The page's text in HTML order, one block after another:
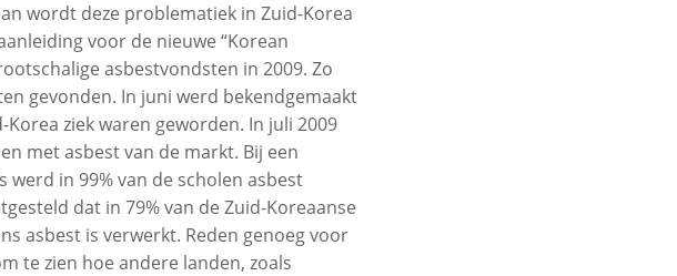
wordt deze problematiek in Zuid-Korea
voor de nieuwe “Korean
asbestvondsten in 2009. Zo
gevonden. In juni werd bekendgemaakt
ziek waren geworden. In juli 2009
met asbest van de markt. Bij een
in 99% van de scholen asbest
dat in 79% van de Zuid-Koreaanse
asbest is verwerkt. Reden genoeg voor
te zien hoe andere landen, zoals